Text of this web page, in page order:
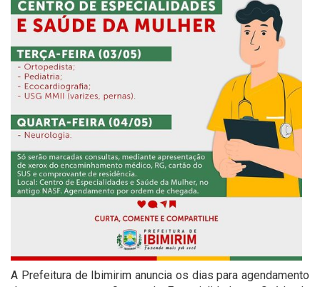
A Prefeitura de Ibimirim anuncia os dias para agendamento